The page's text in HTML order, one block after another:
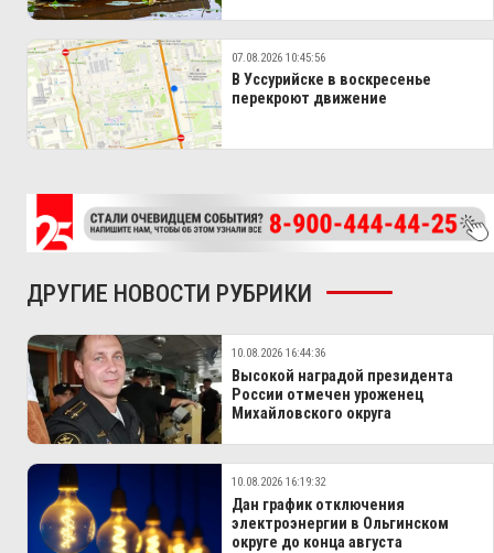
07.08.2026 10:45:56
В Уссурийске в воскресенье
перекроют движение
ДРУГИЕ НОВОСТИ РУБРИКИ
10.08.2026 16:44:36
Высокой наградой президента
России отмечен уроженец
Михайловского округа
10.08.2026 16:19:32
Дан график отключения
электроэнергии в Ольгинском
округе до конца августа